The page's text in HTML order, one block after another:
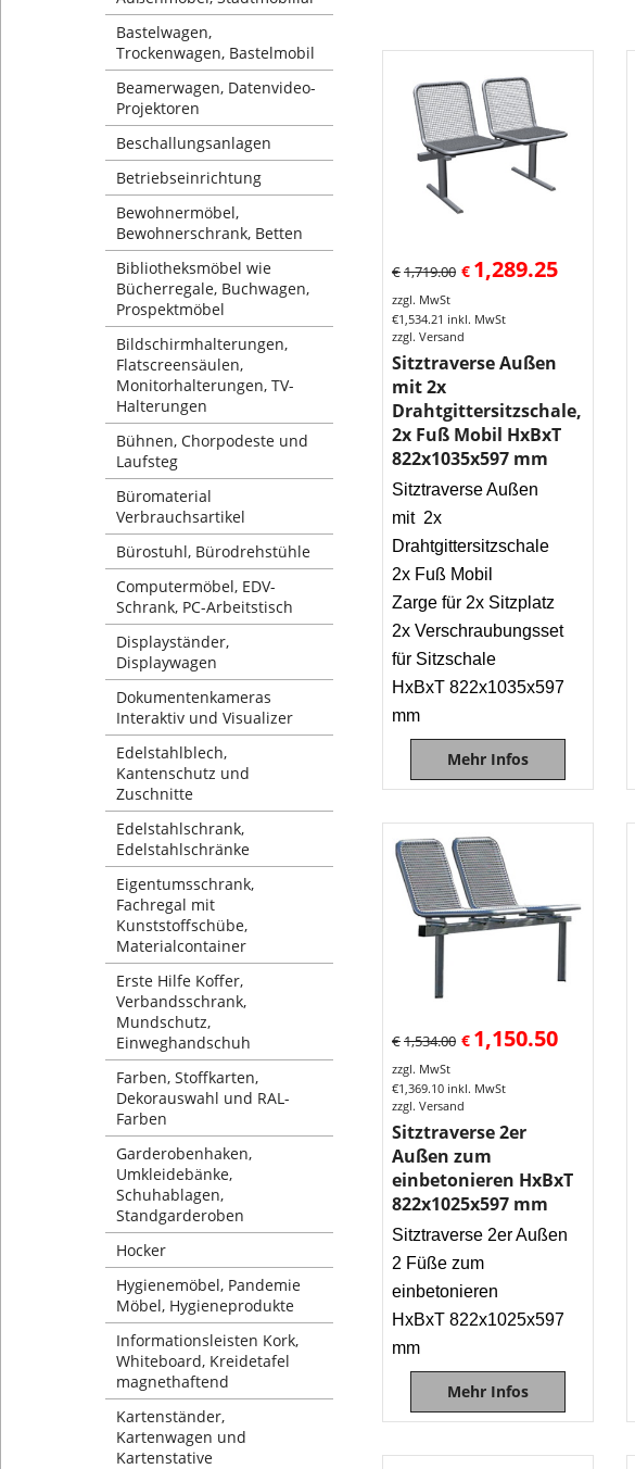
Bastelwagen,
Trockenwagen, Bastelmobil
Beamerwagen, Datenvideo-
Projektoren
Beschallungsanlagen
Betriebseinrichtung
Bewohnermöbel,
Bewohnerschrank, Betten
Bibliotheksmöbel wie
Bücherregale, Buchwagen,
Prospektmöbel
Bildschirmhalterungen,
Flatscreensäulen,
Monitorhalterungen, TV-
Halterungen
Bühnen, Chorpodeste und
Laufsteg
Büromaterial
Verbrauchsartikel
Bürostuhl, Bürodrehstühle
Computermöbel, EDV-
Schrank, PC-Arbeitstisch
Displayständer,
Displaywagen
Dokumentenkameras
Interaktiv und Visualizer
Edelstahlblech,
Kantenschutz und
Zuschnitte
Edelstahlschrank,
Edelstahlschränke
Eigentumsschrank,
Fachregal mit
Kunststoffschübe,
Materialcontainer
Erste Hilfe Koffer,
Verbandsschrank,
Mundschutz,
Einweghandschuh
Farben, Stoffkarten,
Dekorauswahl und RAL-
Farben
Garderobenhaken,
Umkleidebänke,
Schuhablagen,
Standgarderoben
Hocker
Hygienemöbel, Pandemie
Möbel, Hygieneprodukte
Informationsleisten Kork,
Whiteboard, Kreidetafel
magnethaftend
Kartenständer,
Kartenwagen und
Kartenstative
€1,719.00 € 1,289.25
zzgl. MwSt
€1,534.21 inkl. MwSt
zzgl. Versand
Sitztraverse Außen
mit 2x
Drahtgittersitzschale,
2x Fuß Mobil HxBxT
822x1035x597 mm
Sitztraverse Außen
mit 2x
Drahtgittersitzschale
2x Fuß Mobil
Zarge für 2x Sitzplatz
2x Verschraubungsset
für Sitzschale
HxBxT 822x1035x597
mm
Mehr Infos
€1,534.00 € 1,150.50
zzgl. MwSt
€1,369.10 inkl. MwSt
zzgl. Versand
Sitztraverse 2er
Außen zum
einbetonieren HxBxT
822x1025x597 mm
Sitztraverse 2er Außen
2 Füße zum
einbetonieren
HxBxT 822x1025x597
mm
Mehr Infos